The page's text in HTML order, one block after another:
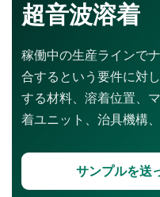
超音波溶着
稼働中の生産ラインで
合するという要件に対し
する材料、溶着位置、
着ユニット、治具機構
サンプルを送